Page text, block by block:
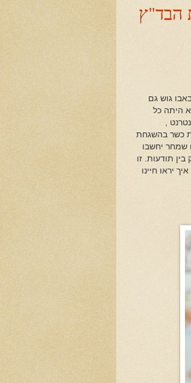
הבד"ץ
גוש גם
איפה היא היתה כל
,
כשר בהשגחת
שמחר יחשבו
תודעות. זו
יראו חיינו